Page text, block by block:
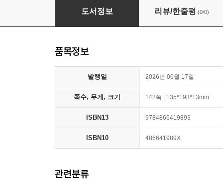
拜啓 日本國 內閣總理大臣樣
도서정보 리뷰/한줄평 (0/0)
품목정보
발행일 2026년 06월 17일
쪽수, 무게, 크기 142쪽 | 135*193*13mm
ISBN13 9784866419893
ISBN10 486641989X
관련분류